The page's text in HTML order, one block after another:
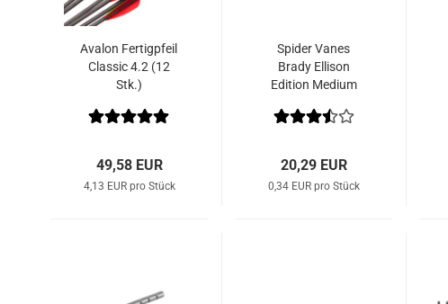
Avalon Fertigpfeil
Classic 4.2 (12
Stk.)
49,58 EUR
4,13 EUR pro Stück
Spider Vanes
Brady Ellison
Edition Medium
20,29 EUR
0,34 EUR pro Stück